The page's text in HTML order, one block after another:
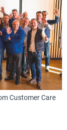
Customer Care